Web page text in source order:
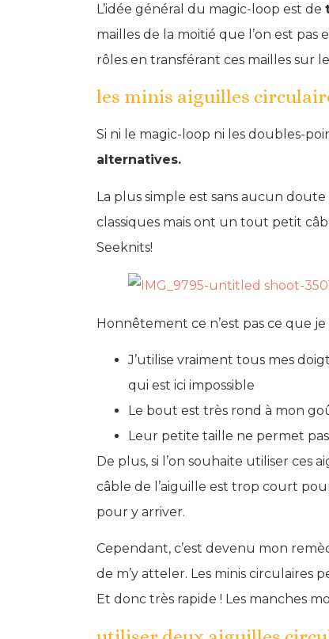
L’idée général du magic-loop est de
mailles de la moitié que l’on est
rôles en transférant ces mailles sur
les minis aiguilles
Si ni le magic-loop ni les doubles-
alternatives.
La plus simple est sans aucun doute
classiques mais ont un tout petit
Seeknits!
Honnêtement ce n’est pas ce que
J’utilise vraiment tous mes
qui est ici impossible
Le bout est très rond à mon
Leur petite taille ne permet
De plus, si l’on souhaite utiliser ces
câble de l’aiguille est trop court
pour y arriver.
Cependant, c’est devenu mon
de m’y atteler. Les minis
Et donc très rapide ! Les manches